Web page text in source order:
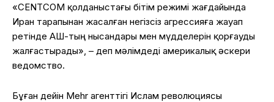
«CENTCOM қолданыстағы бітім режимі жағдайында
Иран тарапынан жасалған негізсіз агрессияға жауап
ретінде АҚШ-тың нысандары мен мүдделерін қорғауды
жалғастырады», – деп мәлімдеді америкалық әскери
ведомство.
Бұған дейін Mehr агенттігі Ислам революциясы